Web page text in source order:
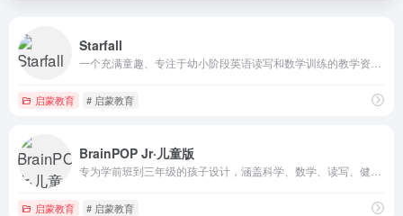
Starfall
启蒙教育 # 启蒙教育
BrainPOP Jr·儿童版
启蒙教育 # 启蒙教育